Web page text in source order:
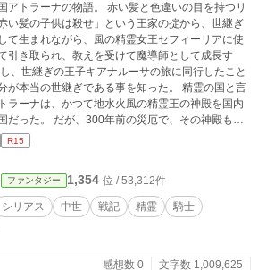
アトラーナの物語。 赤い髪と色違いの目を持つリ
い髪の子供は殺せ」という王家の掟から、世継ぎ
て生まれながら、風の精霊女王セフィーリアに使
引き取られ、教えを受けて魔導師として成長す
、世継ぎの王子キアナルーサの旅に同行したこと
本当の世継ぎである事を知った。 精霊の国と言
ラーナは、かつて地水火風の精霊王の神殿を国内
だった。 だが、300年前の災厄で、その神殿も今
の2つに減っている。 それでも精霊たちは皆、変
か火の精霊だけはその姿を見た者がいなかった。
精霊王は絶大な信仰の対象となり、アトラーナは
攻め込むことをためらうような精霊の国として平
けていた。 だがその平和の元で、兵力はまだし
導力も明らかに落ちていた。 だが、隣国トランか
る。 イラスト 「ルクレシア」 おなご様Ｘ@7Na5Go
R15
ファンタジー 1,354 位 / 53,312件
シリアス 中世 戦記 精霊
騎士
感想数 0
文字数 1,009,625